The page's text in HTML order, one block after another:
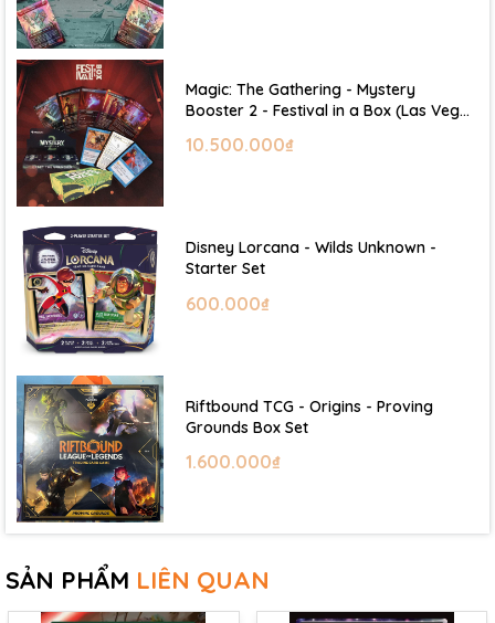
Magic: The Gathering - Mystery
Booster 2 - Festival in a Box (Las Vegas
10.500.000₫
Disney Lorcana - Wilds Unknown -
Starter Set
600.000₫
Riftbound TCG - Origins - Proving
Grounds Box Set
1.600.000₫
SẢN PHẨM LIÊN QUAN